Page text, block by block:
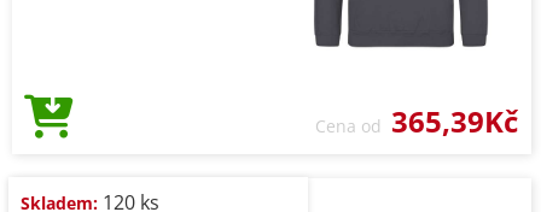
Cena od 365,39Kč
Skladem: 120 ks